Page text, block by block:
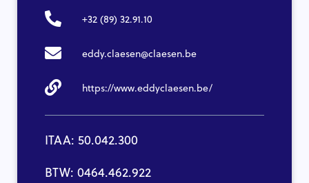
+32 (89) 32.91.10
eddy.claesen@claesen.be
https://www.eddyclaesen.be/
ITAA: 50.042.300
BTW: 0464.462.922